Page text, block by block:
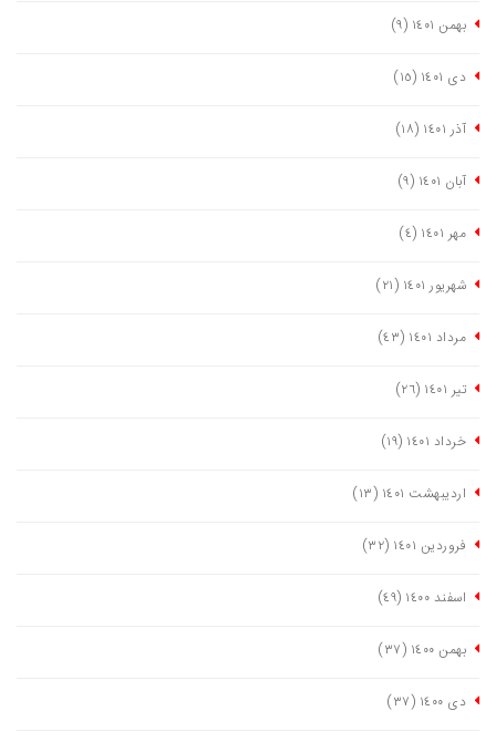
بهمن ١٤٠١ (٩)
دی ١٤٠١ (١٥)
آذر ١٤٠١ (١٨)
آبان ١٤٠١ (٩)
مهر ١٤٠١ (٤)
شهریور ١٤٠١ (٢١)
مرداد ١٤٠١ (٤٣)
تیر ١٤٠١ (٢٦)
خرداد ١٤٠١ (١٩)
اردیبهشت ١٤٠١ (١٣)
فروردین ١٤٠١ (٣٢)
اسفند ١٤٠٠ (٤٩)
بهمن ١٤٠٠ (٣٧)
دی ١٤٠٠ (٣٧)